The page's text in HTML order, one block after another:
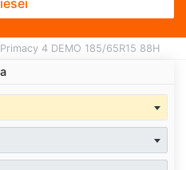
4 DEMO 185/65R15 88H